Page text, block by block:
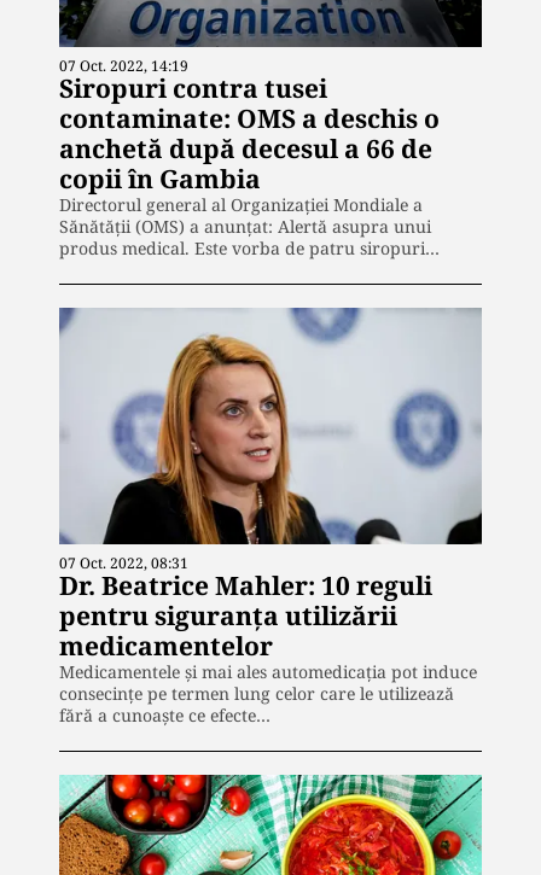
07 Oct. 2022, 14:19
Siropuri contra tusei
contaminate: OMS a deschis o
anchetă după decesul a 66 de
copii în Gambia
Directorul general al Organizației Mondiale a
Sănătății (OMS) a anunțat: Alertă asupra unui
produs medical. Este vorba de patru siropuri…
07 Oct. 2022, 08:31
Dr. Beatrice Mahler: 10 reguli
pentru siguranța utilizării
medicamentelor
Medicamentele și mai ales automedicația pot induce
consecințe pe termen lung celor care le utilizează
fără a cunoaște ce efecte…